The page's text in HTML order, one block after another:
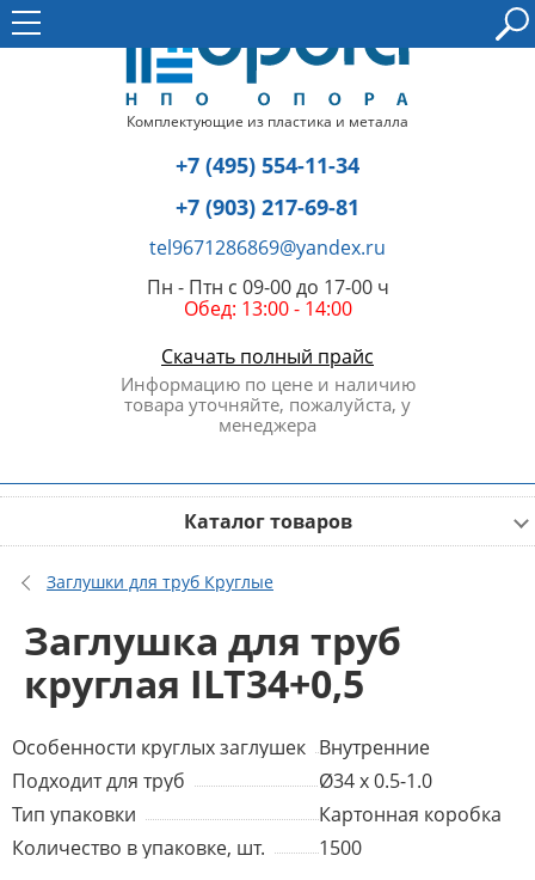
Комплектующие из пластика и металла
+7 (495) 554-11-34
+7 (903) 217-69-81
tel9671286869@yandex.ru
Пн - Птн с 09-00 до 17-00 ч
Обед: 13:00 - 14:00
Скачать полный прайс
Информацию по цене и наличию
товара уточняйте, пожалуйста, у
менеджера
Каталог товаров
Заглушки для труб Круглые
Заглушка для труб
круглая ILT34+0,5
Особенности круглых заглушек Внутренние
Подходит для труб
Ø34 x 0.5-1.0
Тип упаковки
Картонная коробка
Количество в упаковке, шт.
1500